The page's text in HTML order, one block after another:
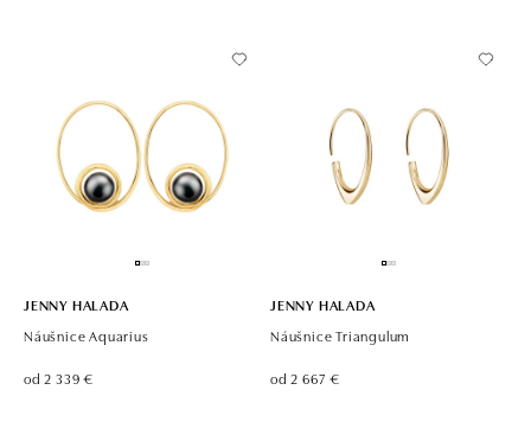
JENNY HALADA
Náušnice Aquarius
od 2 339 €
JENNY HALADA
Náušnice Triangulum
od 2 667 €